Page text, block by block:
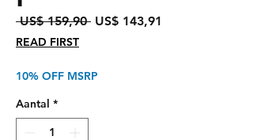
US$ 159,90 Normale
US$ 143,91
READ FIRST
10% OFF MSRP
Aantal *